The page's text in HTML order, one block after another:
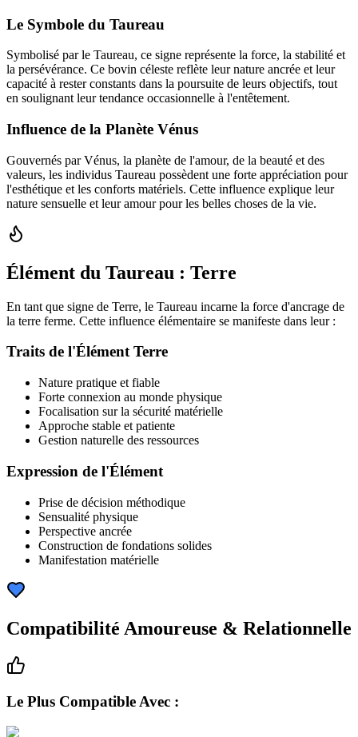
Le Symbole du Taureau
Symbolisé par le Taureau, ce signe représente la force, la stabilité et
la persévérance. Ce bovin céleste reflète leur nature ancrée et leur
capacité à rester constants dans la poursuite de leurs objectifs, tout
en soulignant leur tendance occasionnelle à l'entêtement.
Influence de la Planète Vénus
Gouvernés par Vénus, la planète de l'amour, de la beauté et des
valeurs, les individus Taureau possèdent une forte appréciation pour
l'esthétique et les conforts matériels. Cette influence explique leur
nature sensuelle et leur amour pour les belles choses de la vie.
Élément du Taureau : Terre
En tant que signe de Terre, le Taureau incarne la force d'ancrage de
la terre ferme. Cette influence élémentaire se manifeste dans leur :
Traits de l'Élément Terre
Nature pratique et fiable
Forte connexion au monde physique
Focalisation sur la sécurité matérielle
Approche stable et patiente
Gestion naturelle des ressources
Expression de l'Élément
Prise de décision méthodique
Sensualité physique
Perspective ancrée
Construction de fondations solides
Manifestation matérielle
Compatibilité Amoureuse & Relationnelle
Le Plus Compatible Avec :